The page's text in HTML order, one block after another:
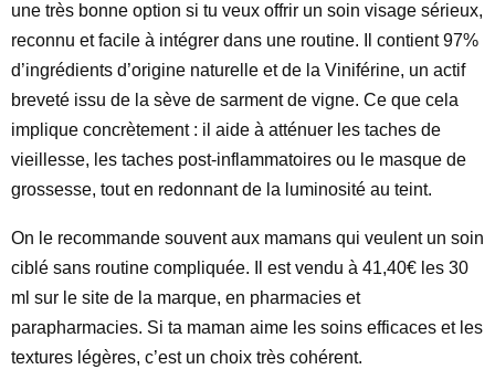
une très bonne option si tu veux offrir un soin visage sérieux,
reconnu et facile à intégrer dans une routine. Il contient 97%
d’ingrédients d’origine naturelle et de la Viniférine, un actif
breveté issu de la sève de sarment de vigne. Ce que cela
implique concrètement : il aide à atténuer les taches de
vieillesse, les taches post-inflammatoires ou le masque de
grossesse, tout en redonnant de la luminosité au teint.
On le recommande souvent aux mamans qui veulent un soin
ciblé sans routine compliquée. Il est vendu à 41,40€ les 30
ml sur le site de la marque, en pharmacies et
parapharmacies. Si ta maman aime les soins efficaces et les
textures légères, c’est un choix très cohérent.